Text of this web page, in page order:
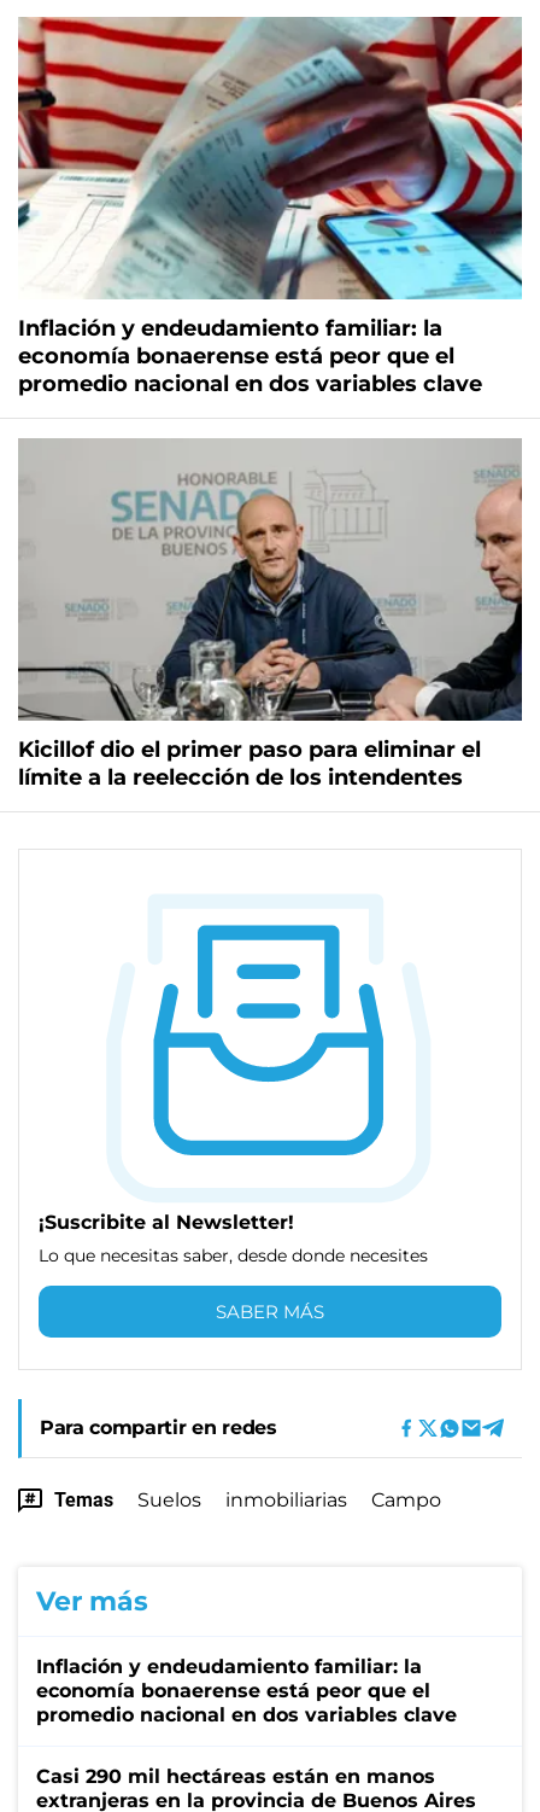
Inflación y endeudamiento familiar: la
economía bonaerense está peor que el
promedio nacional en dos variables clave
Kicillof dio el primer paso para eliminar el
límite a la reelección de los intendentes
¡Suscribite al Newsletter!
Lo que necesitas saber, desde donde necesites
SABER MÁS
Para compartir en redes
Temas Suelos inmobiliarias Campo
Ver más
Inflación y endeudamiento familiar: la
economía bonaerense está peor que el
promedio nacional en dos variables clave
Casi 290 mil hectáreas están en manos
extranjeras en la provincia de Buenos Aires